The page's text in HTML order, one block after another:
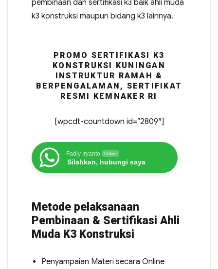
pembinaan dan sertifikasi k3 baik ahli muda
k3 konstruksi maupun bidang k3 lainnya.
PROMO SERTIFIKASI K3
KONSTRUKSI KUNINGAN
INSTRUKTUR RAMAH &
BERPENGALAMAN, SERTIFIKAT
RESMI KEMNAKER RI
[wpcdt-countdown id=”2809″]
Fadly Iryanto Online
Silahkan, hubungi saya
Metode pelaksanaan
Pembinaan & Sertifikasi Ahli
Muda K3 Konstruksi
Penyampaian Materi secara Online